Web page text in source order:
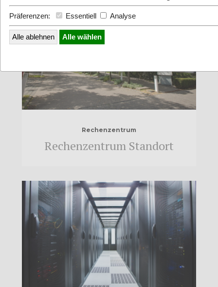
Rechenzentrum
Rechenzentrum Standort
Präferenzen: Essentiell Analyse
Alle ablehnen Alle wählen